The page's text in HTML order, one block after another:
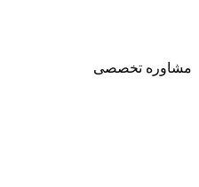
مشاوره تخصصی